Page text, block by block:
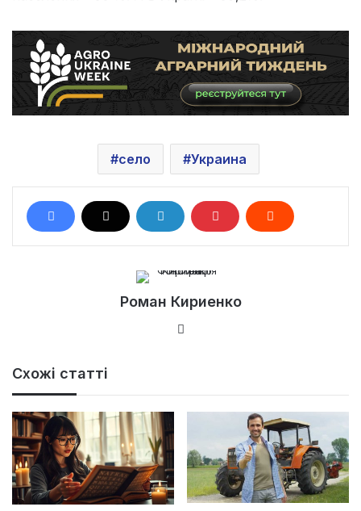
село Украина
Роман Кириенко
Схожі статті